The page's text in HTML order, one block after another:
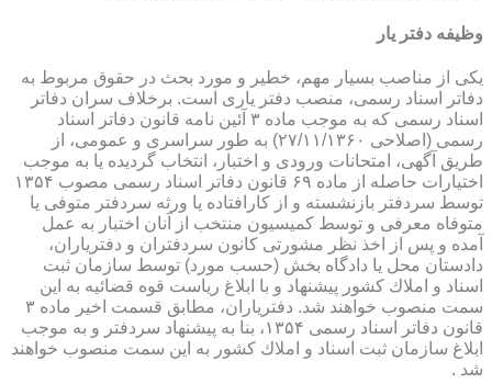
وظیفه دفتر یار
یكی از مناصب بسیار مهم، خطیر و مورد بحث در حقوق مربوط به
دفاتر اسناد رسمی، منصب دفتر یاری است. برخلاف سران دفاتر
اسناد رسمی كه به موجب ماده ۳ آئین نامه قانون دفاتر اسناد
رسمی (اصلاحی ۲۷/۱۱/۱۳۶۰) به طور سراسری و عمومی، از
طریق آگهی، امتحانات ورودی و اختبار، انتخاب گردیده یا به موجب
اختیارات حاصله از ماده ۶۹ قانون دفاتر اسناد رسمی مصوب ۱۳۵۴
توسط سردفتر بازنشسته و از كارافتاده یا ورثه سردفتر متوفی یا
متوفاه معرفی و توسط كمیسیون منتخب از آنان اختبار به عمل
آمده و پس از اخذ نظر مشورتی كانون سردفتران و دفتریاران،
دادستان محل یا دادگاه بخش (حسب مورد) توسط سازمان ثبت
اسناد و املاك كشور پیشنهاد و با ابلاغ ریاست قوه قضائیه به این
سمت منصوب خواهند شد. دفتریاران، مطابق قسمت اخیر ماده ۳
قانون دفاتر اسناد رسمی ۱۳۵۴، بنا به پیشنهاد سردفتر و به موجب
ابلاغ سازمان ثبت اسناد و املاك كشور به این سمت منصوب خواهند
شد .